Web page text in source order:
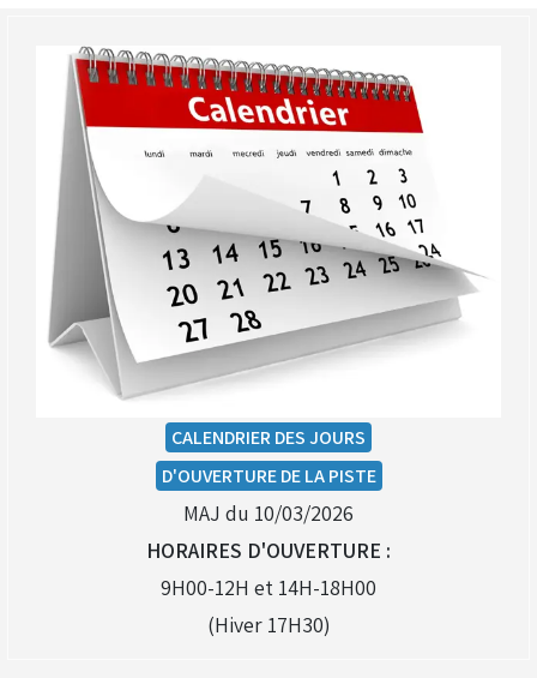
CALENDRIER DES JOURS
D'OUVERTURE DE LA PISTE
MAJ du 10/03/2026
HORAIRES D'OUVERTURE :
9H00-12H et 14H-18H00
(Hiver 17H30)